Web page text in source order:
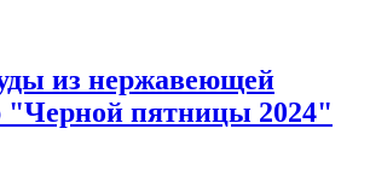
из нержавеющей
"Черной пятницы 2024"